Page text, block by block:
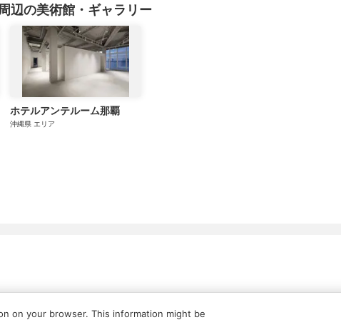
辺の美術館・ギャラリー
ホテルアンテルーム那覇
沖縄県 エリア
について 広告・タイアップ記事 展覧会情報の掲載
on your browser. This information might be